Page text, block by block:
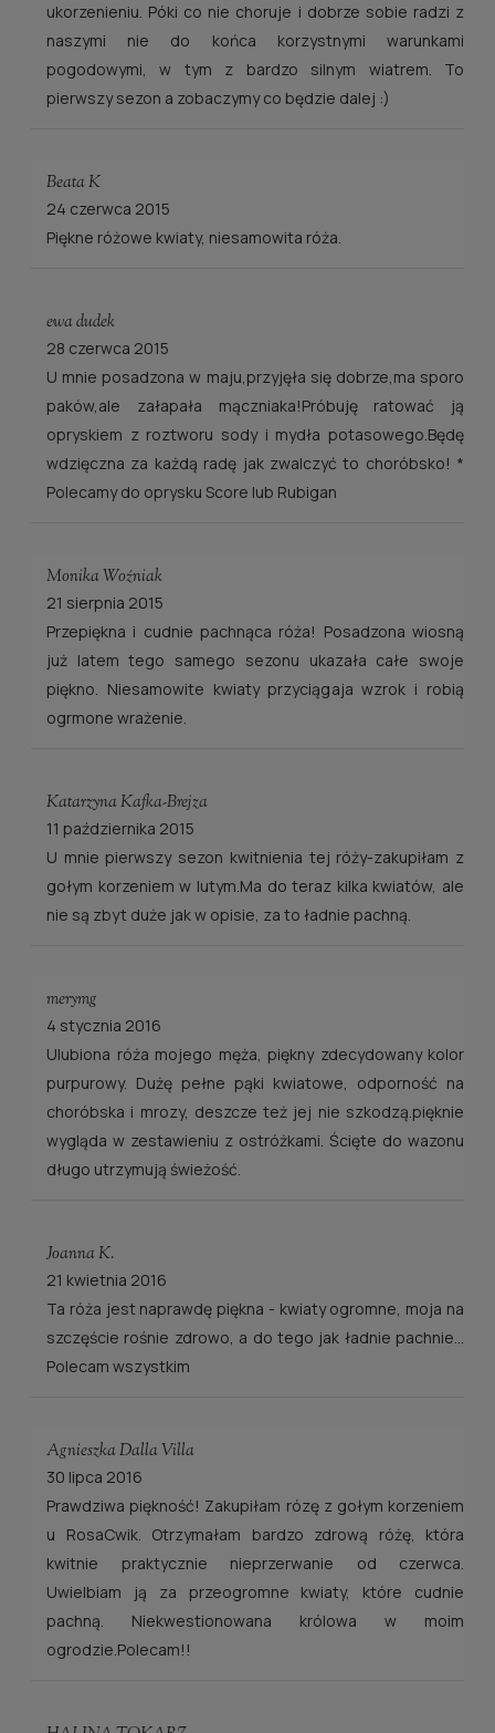
ukorzenieniu. Póki co nie choruje i dobrze sobie radzi z
naszymi nie do końca korzystnymi warunkami
pogodowymi, w tym z bardzo silnym wiatrem. To
pierwszy sezon a zobaczymy co będzie dalej :)
Beata K
24 czerwca 2015
Piękne różowe kwiaty, niesamowita róża.
ewa dudek
28 czerwca 2015
U mnie posadzona w maju,przyjęła się dobrze,ma sporo
paków,ale załapała mączniaka!Próbuję ratować ją
opryskiem z roztworu sody i mydła potasowego.Będę
wdzięczna za każdą radę jak zwalczyć to choróbsko! *
Polecamy do oprysku Score lub Rubigan
Monika Woźniak
21 sierpnia 2015
Przepiękna i cudnie pachnąca róża! Posadzona wiosną
już latem tego samego sezonu ukazała całe swoje
piękno. Niesamowite kwiaty przyciągaja wzrok i robią
ogrmone wrażenie.
Katarzyna Kafka-Brejza
11 października 2015
U mnie pierwszy sezon kwitnienia tej róży-zakupiłam z
gołym korzeniem w lutym.Ma do teraz kilka kwiatów, ale
nie są zbyt duże jak w opisie, za to ładnie pachną.
merymg
4 stycznia 2016
Ulubiona róża mojego męża, piękny zdecydowany kolor
purpurowy. Dużę pełne pąki kwiatowe, odporność na
choróbska i mrozy, deszcze też jej nie szkodzą.pięknie
wygląda w zestawieniu z ostróżkami. Ścięte do wazonu
długo utrzymują świeżość.
Joanna K.
21 kwietnia 2016
Ta róża jest naprawdę piękna - kwiaty ogromne, moja na
szczęście rośnie zdrowo, a do tego jak ładnie pachnie...
Polecam wszystkim
Agnieszka Dalla Villa
30 lipca 2016
Prawdziwa piękność! Zakupiłam rózę z gołym korzeniem
u RosaCwik. Otrzymałam bardzo zdrową różę, która
kwitnie praktycznie nieprzerwanie od czerwca.
Uwielbiam ją za przeogromne kwiaty, które cudnie
pachną. Niekwestionowana królowa w moim
ogrodzie.Polecam!!